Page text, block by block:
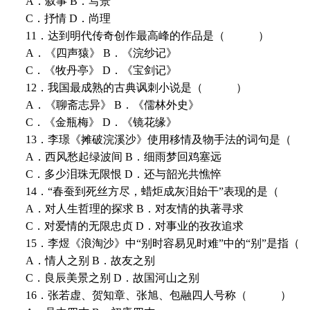
C．抒情 D．尚理
11．达到明代传奇创作最高峰的作品是（ ）
A．《四声猿》 B．《浣纱记》
C．《牧丹亭》 D．《宝剑记》
12．我国最成熟的古典讽刺小说是（ ）
A．《聊斋志异》 B．《儒林外史》
C．《金瓶梅》 D．《镜花缘》
13．李璟《摊破浣溪沙》使用移情及物手法的词句是
A．西风愁起绿波间 B．细雨梦回鸡塞远
C．多少泪珠无限恨 D．还与韶光共憔悴
14．“春蚕到死丝方尽，蜡炬成灰泪始干”表现的是（
A．对人生哲理的探求 B．对友情的执著寻求
C．对爱情的无限忠贞 D．对事业的孜孜追求
15．李煜《浪淘沙》中“别时容易见时难”中的“别”是
A．情人之别 B．故友之别
C．良辰美景之别 D．故国河山之别
16．张若虚、贺知章、张旭、包融四人号称（ ）